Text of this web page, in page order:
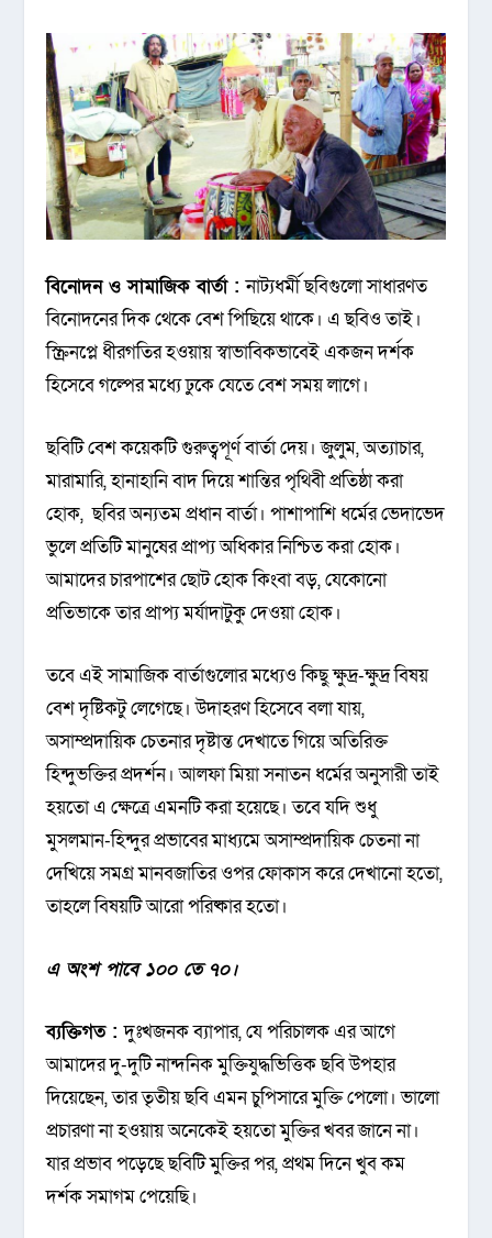
বিনোদন ও সামাজিক বার্তা :নাট্যধর্মী ছবিগুলো সাধারণত
বিনোদনের দিক থেকে বেশ পিছিয়ে থাকে। এ ছবিও তাই।
স্ক্রিনপ্লে ধীরগতির হওয়ায় স্বাভাবিকভাবেই একজন দর্শক
হিসেবে গল্পের মধ্যে ঢুকে যেতে বেশ সময় লাগে।
ছবিটি বেশ কয়েকটি গুরুত্বপূর্ণ বার্তা দেয়। জুলুম, অত্যাচার,
মারামারি, হানাহানি বাদ দিয়ে শান্তির পৃথিবী প্রতিষ্ঠা করা
হোক, ছবির অন্যতম প্রধান বার্তা। পাশাপাশি ধর্মের ভেদাভেদ
ভুলে প্রতিটি মানুষের প্রাপ্য অধিকার নিশ্চিত করা হোক।
আমাদের চারপাশের ছোট হোক কিংবা বড়, যেকোনো
প্রতিভাকে তার প্রাপ্য মর্যাদাটুকু দেওয়া হোক।
তবে এই সামাজিক বার্তাগুলোর মধ্যেও কিছু ক্ষুদ্র-ক্ষুদ্র বিষয়
বেশ দৃষ্টিকটু লেগেছে। উদাহরণ হিসেবে বলা যায়,
অসাম্প্রদায়িক চেতনার দৃষ্টান্ত দেখাতে গিয়ে অতিরিক্ত
হিন্দুভক্তির প্রদর্শন। আলফা মিয়া সনাতন ধর্মের অনুসারী তাই
হয়তো এ ক্ষেত্রে এমনটি করা হয়েছে। তবে যদি শুধু
মুসলমান-হিন্দুর প্রভাবের মাধ্যমে অসাম্প্রদায়িক চেতনা না
দেখিয়ে সমগ্র মানবজাতির ওপর ফোকাস করে দেখানো হতো,
তাহলে বিষয়টি আরো পরিষ্কার হতো।
এ অংশ পাবে ১০০ তে ৭০।
ব্যক্তিগত :দুঃখজনক ব্যাপার, যে পরিচালক এর আগে
আমাদের দু-দুটি নান্দনিক মুক্তিযুদ্ধভিত্তিক ছবি উপহার
দিয়েছেন, তার তৃতীয় ছবি এমন চুপিসারে মুক্তি পেলো। ভালো
প্রচারণা না হওয়ায় অনেকেই হয়তো মুক্তির খবর জানে না।
যার প্রভাব পড়েছে ছবিটি মুক্তির পর, প্রথম দিনে খুব কম
দর্শক সমাগম পেয়েছি।